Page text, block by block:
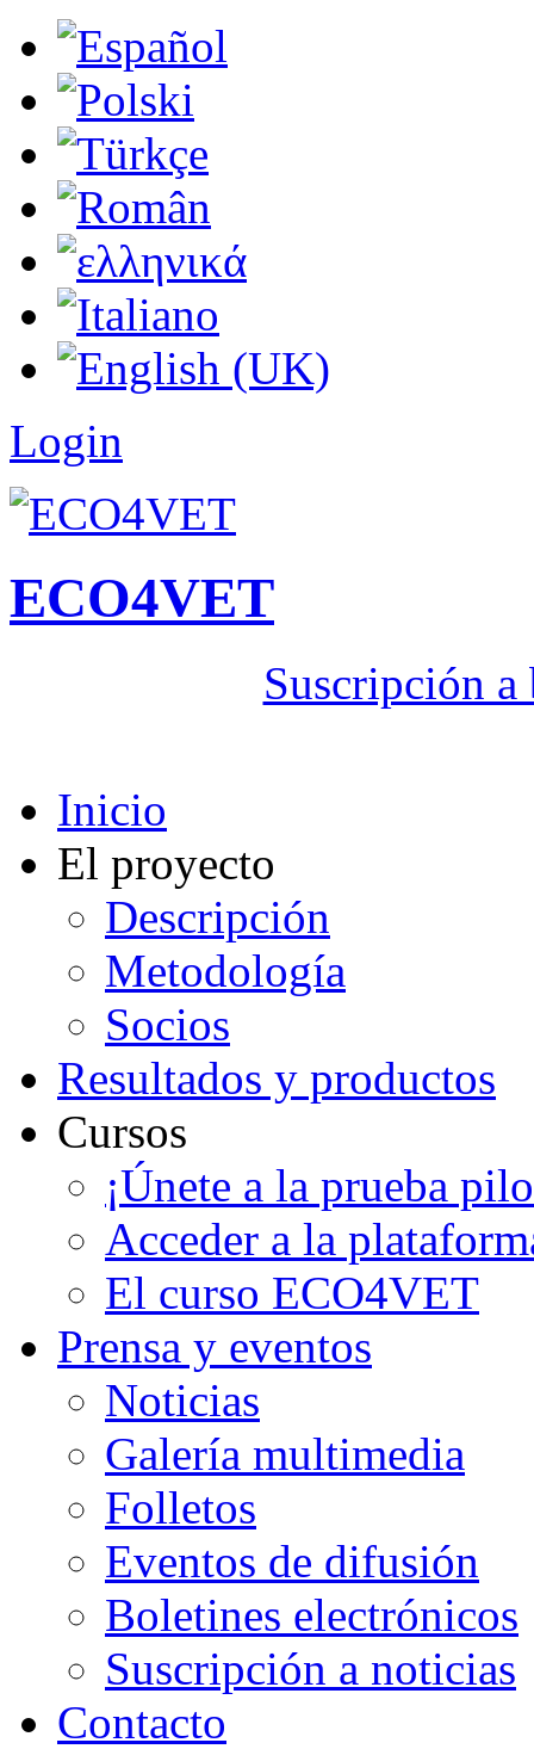
Login
ECO4VET
Suscripción
Inicio
El proyecto
Descripción
Metodología
Socios
Resultados y productos
Cursos
¡Únete a la prueba
Acceder a la
El curso ECO4VET
Prensa y eventos
Noticias
Galería multimedia
Folletos
Eventos de difusión
Boletines electrónicos
Suscripción a noticias
Contacto